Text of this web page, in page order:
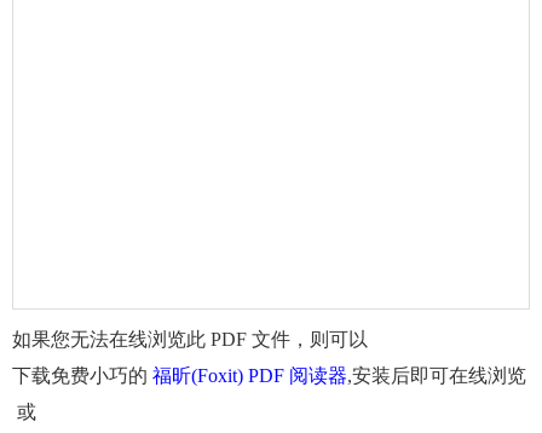
如果您无法在线浏览此 PDF 文件，则可以
下载免费小巧的 福昕(Foxit) PDF 阅读器,安装后即可在线浏览
或